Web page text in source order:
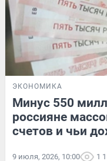
ЭКОНОМИКА
Минус 550
россияне
счетов и чьи
9 июля, 2026, 10:00 1